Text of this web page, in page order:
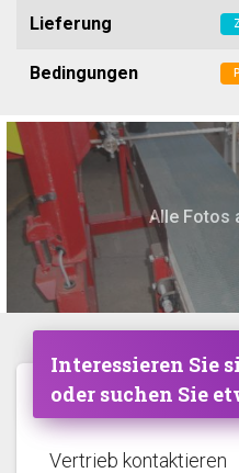
Lieferung
Bedingungen
Alle Fotos
Interessieren Sie
oder suchen Sie
Vertrieb kontaktieren